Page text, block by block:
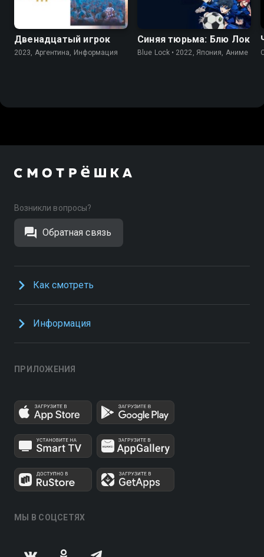
Двенадцатый игрок
2023, Аргентина, Информация
Синяя тюрьма: Блю Лок
Blue Lock • 2022, Япония, Аниме
Возникли вопросы?
Обратная связь
Как смотреть
Информация
ПРИЛОЖЕНИЯ
МЫ В СОЦСЕТЯХ